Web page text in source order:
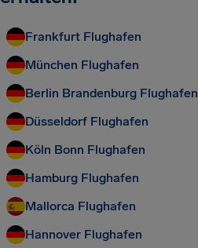
Frankfurt Flughafen
München Flughafen
Berlin Brandenburg Flughafen
Düsseldorf Flughafen
Köln Bonn Flughafen
Hamburg Flughafen
Mallorca Flughafen
Hannover Flughafen